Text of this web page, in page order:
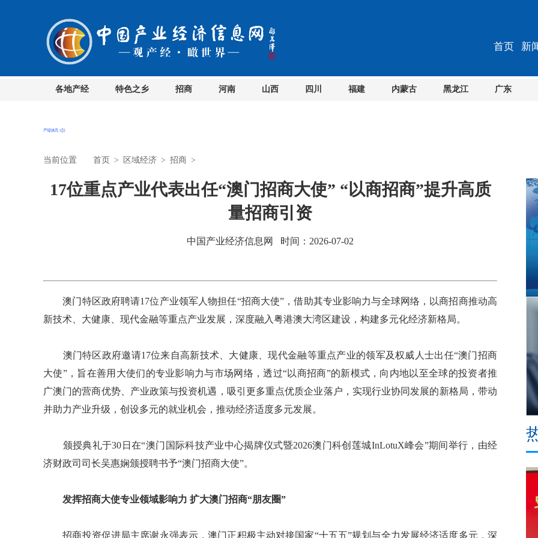
首页 新
各地产经 特色之乡 招商 河南 山西 四川 福建 内蒙古 黑龙江 广东
当前位置 首页 > 区域经济 > 招商 >
17位重点产业代表出任“澳门招商大使” “以商招商”提升高质
量招商引资
中国产业经济信息网 时间：2026-07-02
澳门特区政府聘请17位产业领军人物担任“招商大使”，借助其专业影响力与全球网络，以商招商推动高
新技术、大健康、现代金融等重点产业发展，深度融入粤港澳大湾区建设，构建多元化经济新格局。
澳门特区政府邀请17位来自高新技术、大健康、现代金融等重点产业的领军及权威人士出任“澳门招商
大使”，旨在善用大使们的专业影响力与市场网络，透过“以商招商”的新模式，向内地以至全球的投资者推
广澳门的营商优势、产业政策与投资机遇，吸引更多重点优质企业落户，实现行业协同发展的新格局，带动
并助力产业升级，创设多元的就业机会，推动经济适度多元发展。
颁授典礼于30日在“澳门国际科技产业中心揭牌仪式暨2026澳门科创莲城InLotuX峰会”期间举行，由经
济财政司司长吴惠娴颁授聘书予“澳门招商大使”。
发挥招商大使专业领域影响力 扩大澳门招商“朋友圈”
招商投资促进局主席谢永强表示，澳门正积极主动对接国家“十五五”规划与全力发展经济适度多元，深